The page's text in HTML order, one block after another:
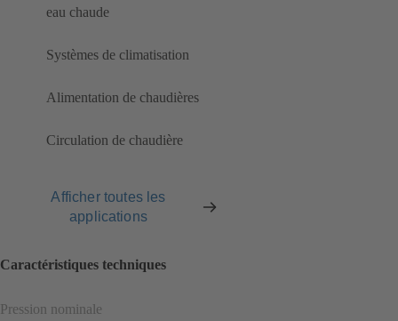
eau chaude
Systèmes de climatisation
Alimentation de chaudières
Circulation de chaudière
Afficher toutes les
applications
Caractéristiques techniques
Pression nominale